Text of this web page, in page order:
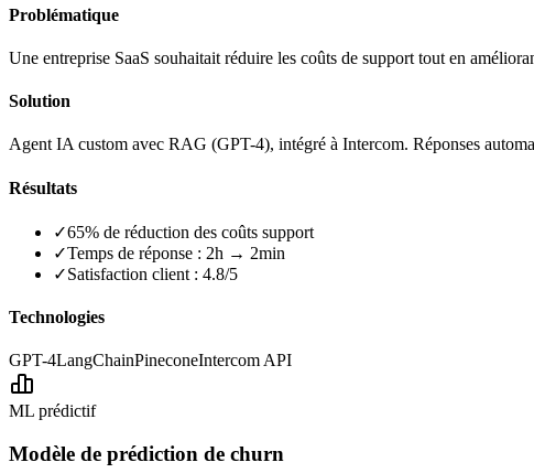
Problématique
Une entreprise SaaS souhaitait réduire les coûts de support tout en
Solution
Agent IA custom avec RAG (GPT-4), intégré à Intercom. Réponses
Résultats
✓65% de réduction des coûts support
✓Temps de réponse : 2h → 2min
✓Satisfaction client : 4.8/5
Technologies
GPT-4LangChainPineconeIntercom API
ML prédictif
Modèle de prédiction de churn